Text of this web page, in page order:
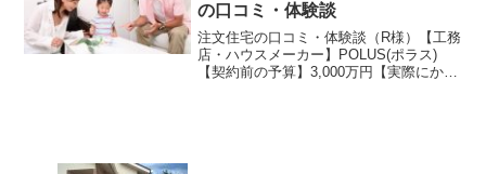
の口コミ・体験談
注文住宅の口コミ・体験談（R様）【工務
店・ハウスメーカー】POLUS(ポラス)
【契約前の予算】3,000万円【実際にかか